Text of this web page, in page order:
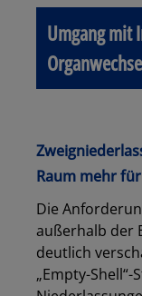
Umgang mit
Raum mehr
Die
außerhalb der
deutlich
„Empty-